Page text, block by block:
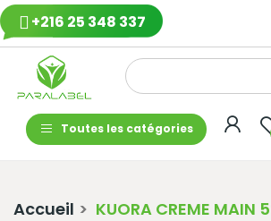
+216 25 348 337
Toutes les catégories
Accueil KUORA CREME MAIN